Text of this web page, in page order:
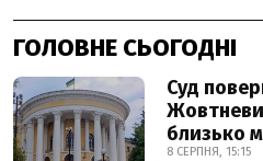
ГОЛОВНЕ СЬОГОДНІ
Суд
близько
8 СЕРПНЯ, 15:15